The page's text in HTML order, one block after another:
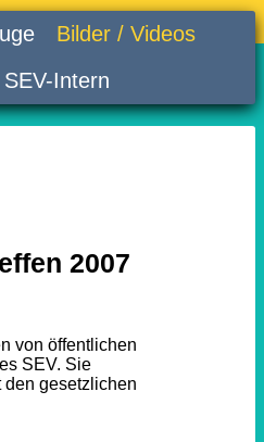
Bilder / Videos
SEV-Intern
2007
von öffentlichen
SEV. Sie
den gesetzlichen